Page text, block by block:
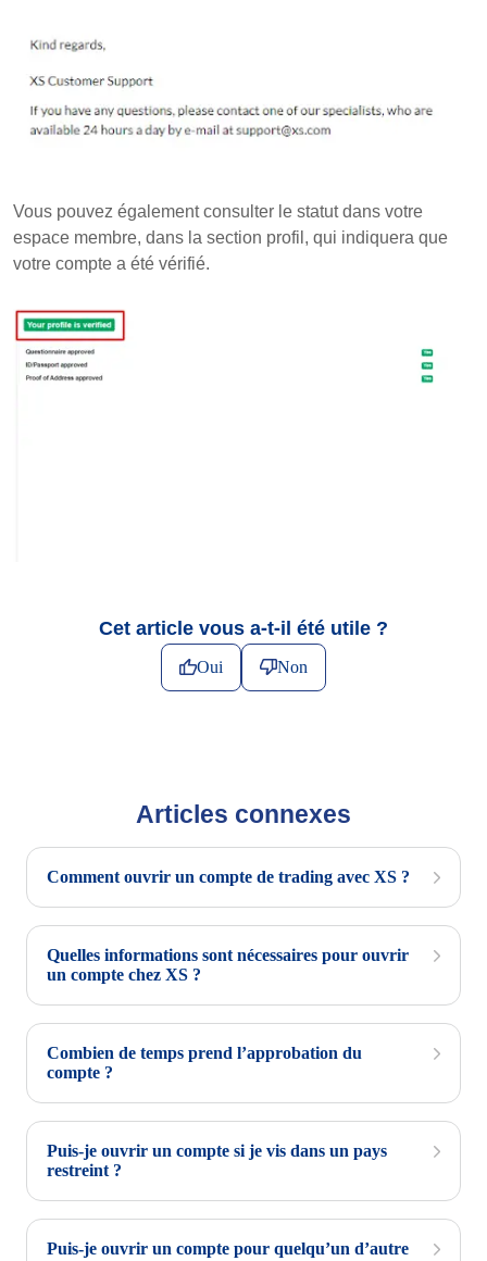
Vous pouvez également consulter le statut dans votre
espace membre, dans la section profil, qui indiquera que
votre compte a été vérifié.
Cet article vous a-t-il été utile ?
Oui Non
Articles connexes
Comment ouvrir un compte de trading avec XS ?
Quelles informations sont nécessaires pour ouvrir
un compte chez XS ?
Combien de temps prend l’approbation du
compte ?
Puis-je ouvrir un compte si je vis dans un pays
restreint ?
Puis-je ouvrir un compte pour quelqu’un d’autre